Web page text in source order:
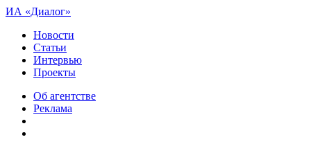
ИА «Диалог»
Новости
Статьи
Интервью
Проекты
Об агентстве
Реклама